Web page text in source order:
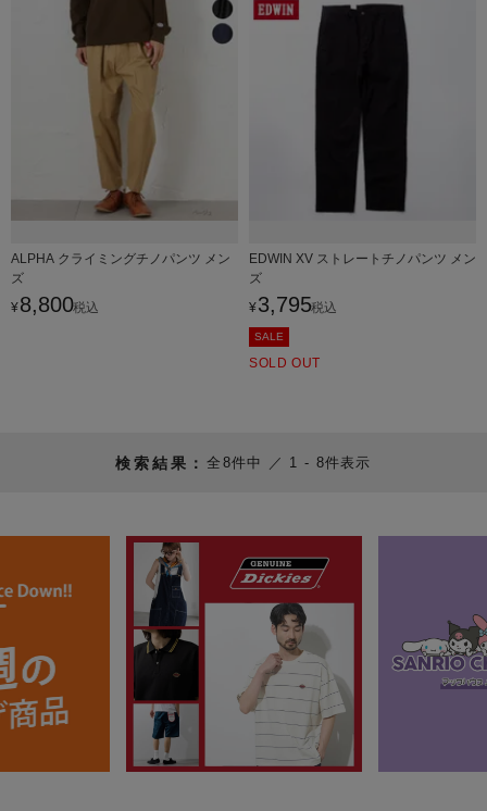
ALPHA クライミングチノパンツ メン
ズ
¥ 8,800税込
EDWIN XV ストレートチノパンツ メン
ズ
¥ 3,795税込
SALE
SOLD OUT
8件中 1 - 8件表示